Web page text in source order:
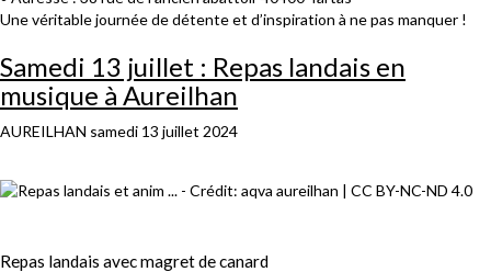
Une véritable journée de détente et d’inspiration à ne pas manquer !
Samedi 13 juillet : Repas landais en
musique à Aureilhan
AUREILHAN samedi 13 juillet 2024
Repas landais avec magret de canard